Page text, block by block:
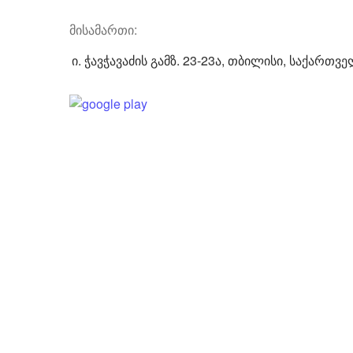
მისამართი:
ი. ჭავჭავაძის გამზ. 23-23ა, თბილისი,